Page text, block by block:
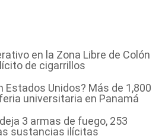
en la Zona Libre de Colón
de cigarrillos
Estados Unidos? Más de 1,800
universitaria en Panamá
3 armas de fuego, 253
sustancias ilícitas